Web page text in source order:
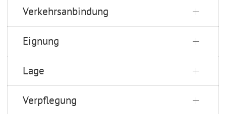
Verkehrsanbindung
Eignung
Lage
Verpflegung